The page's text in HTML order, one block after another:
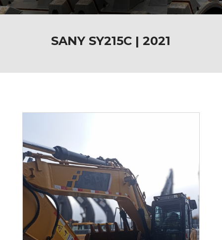
SANY SY215C | 2021